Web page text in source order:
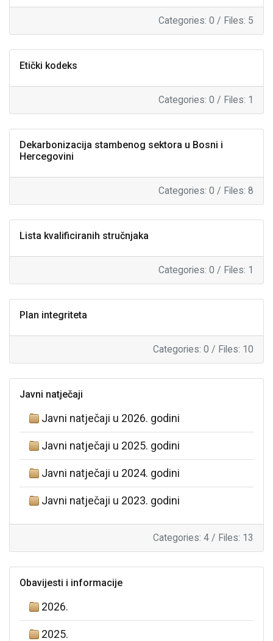
Categories: 0 / Files: 5
Etički kodeks
Categories: 0 / Files: 1
Dekarbonizacija stambenog sektora u Bosni i
Hercegovini
Categories: 0 / Files: 8
Lista kvalificiranih stručnjaka
Categories: 0 / Files: 1
Plan integriteta
Categories: 0 / Files: 10
Javni natječaji
Javni natječaji u 2026. godini
Javni natječaji u 2025. godini
Javni natječaji u 2024. godini
Javni natječaji u 2023. godini
Categories: 4 / Files: 13
Obavijesti i informacije
2026.
2025.